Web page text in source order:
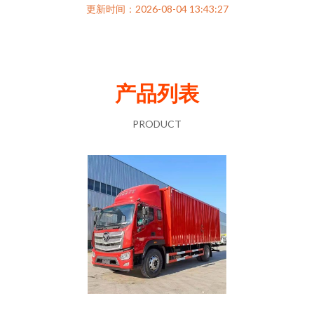
更新时间：2026-08-04 13:43:27
产品列表
PRODUCT